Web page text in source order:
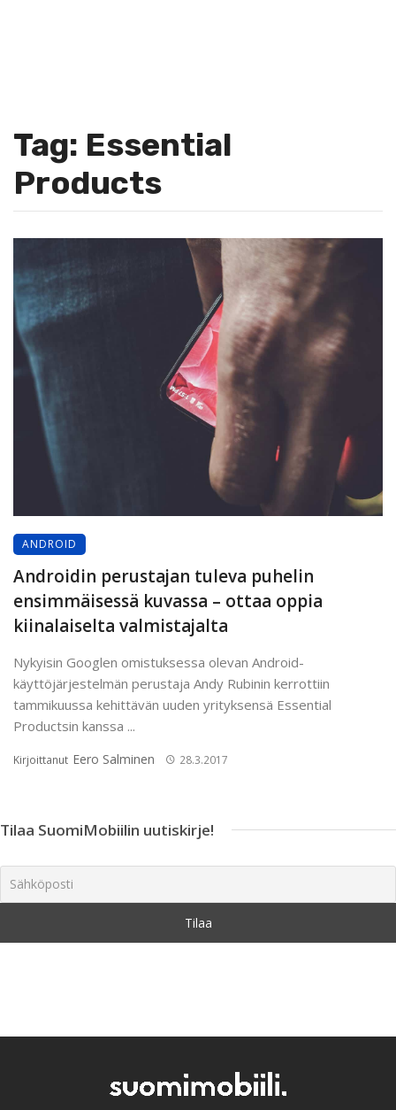
Tag: Essential
Products
ANDROID
Androidin perustajan tuleva puhelin
ensimmäisessä kuvassa – ottaa oppia
kiinalaiselta valmistajalta
Nykyisin Googlen omistuksessa olevan Android-
käyttöjärjestelmän perustaja Andy Rubinin kerrottiin
tammikuussa kehittävän uuden yrityksensä Essential
Productsin kanssa ...
Kirjoittanut Eero Salminen 28.3.2017
Tilaa SuomiMobiilin uutiskirje!